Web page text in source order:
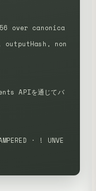
over canonica
non
APIを通じてバ
· ! UNVE